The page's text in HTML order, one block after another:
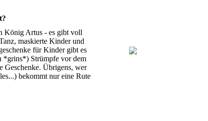
König Artus - es gibt voll
maskierte Kinder und
für Kinder gibt es
*grins*) Strümpfe vor dem
Geschenke. Übrigens, wer
bekommt nur eine Rute